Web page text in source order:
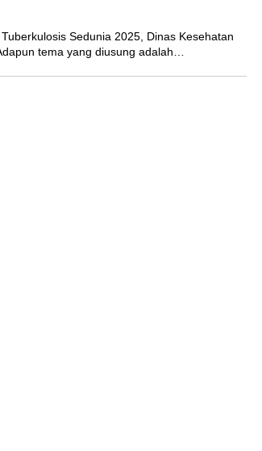
Sedunia 2025, Dinas Kesehatan
tema yang diusung adalah…